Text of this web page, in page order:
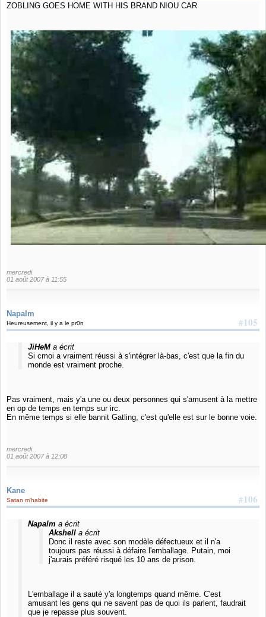
ZOBLING GOES HOME WITH HIS BRAND NIOU CAR
mercredi
01 août 2007 à 11:55
Napalm
#105
Heureusement, il y a le pr0n
JiHeMa écrit
Si cmoi a vraiment réussi à s'intégrer là-bas, c'est que la fin du
monde est vraiment proche.
Pas vraiment, mais y'a une ou deux personnes qui s'amusent à la mettre
en op de temps en temps sur irc.
En même temps si elle bannit Gatling, c'est qu'elle est sur le bonne voie.
mercredi
01 août 2007 à 12:08
Kane
#106
Satan m'habite
Napalm a écrit
Akshell a écrit
Donc il reste avec son modèle défectueux et il n'a
toujours pas réussi à défaire l'emballage. Putain, moi
j'aurais préféré risqué les 10 ans de prison.
L'emballage il a sauté y'a longtemps quand même. C'est
amusant les gens qui ne savent pas de quoi ils parlent, faudrait
que je repasse plus souvent.